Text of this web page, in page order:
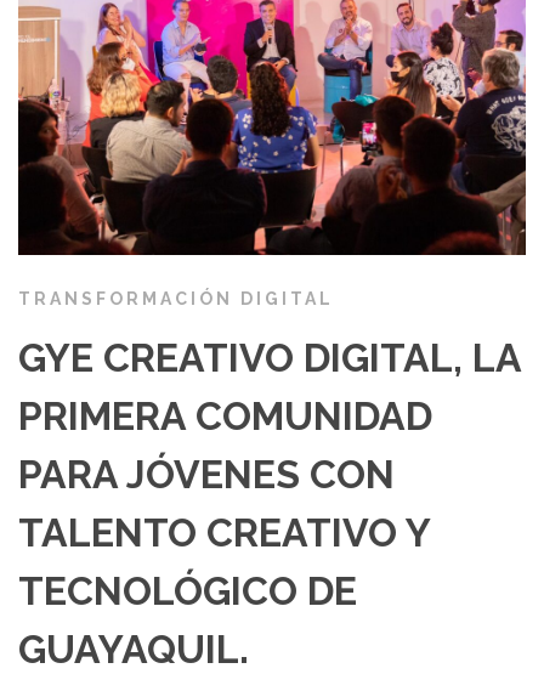
TRANSFORMACIÓN DIGITAL
GYE CREATIVO DIGITAL, LA
PRIMERA COMUNIDAD
PARA JÓVENES CON
TALENTO CREATIVO Y
TECNOLÓGICO DE
GUAYAQUIL.